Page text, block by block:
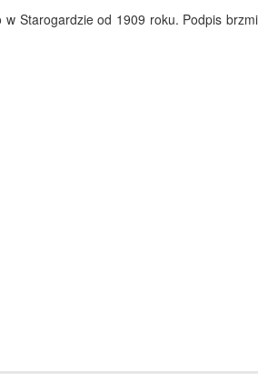
w Starogardzie od 1909 roku. Podpis